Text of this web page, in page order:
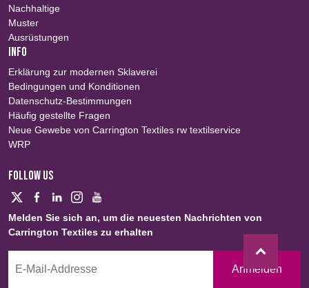
Nachhaltige
Muster
Ausrüstungen
INFO
Erklärung zur modernen Sklaverei
Bedingungen und Konditionen
Datenschutz-Bestimmungen
Häufig gestellte Fragen
Neue Gewebe von Carrington Textiles rw textilservice
WRP
FOLLOW US
Melden Sie sich an, um die neuesten Nachrichten von
Carrington Textiles zu erhalten
Anmelden